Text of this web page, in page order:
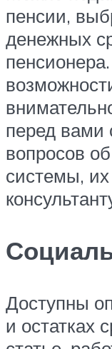
пенсии,
денежных
перед вами
вопросов
системы,
Доступны
и остатках